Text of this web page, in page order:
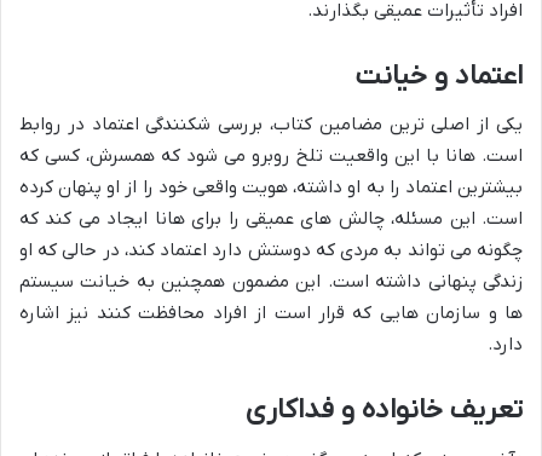
افراد تأثیرات عمیقی بگذارند.
اعتماد و خیانت
یکی از اصلی ترین مضامین کتاب، بررسی شکنندگی اعتماد در روابط
است. هانا با این واقعیت تلخ روبرو می شود که همسرش، کسی که
بیشترین اعتماد را به او داشته، هویت واقعی خود را از او پنهان کرده
است. این مسئله، چالش های عمیقی را برای هانا ایجاد می کند که
چگونه می تواند به مردی که دوستش دارد اعتماد کند، در حالی که او
زندگی پنهانی داشته است. این مضمون همچنین به خیانت سیستم
ها و سازمان هایی که قرار است از افراد محافظت کنند نیز اشاره
دارد.
تعریف خانواده و فداکاری